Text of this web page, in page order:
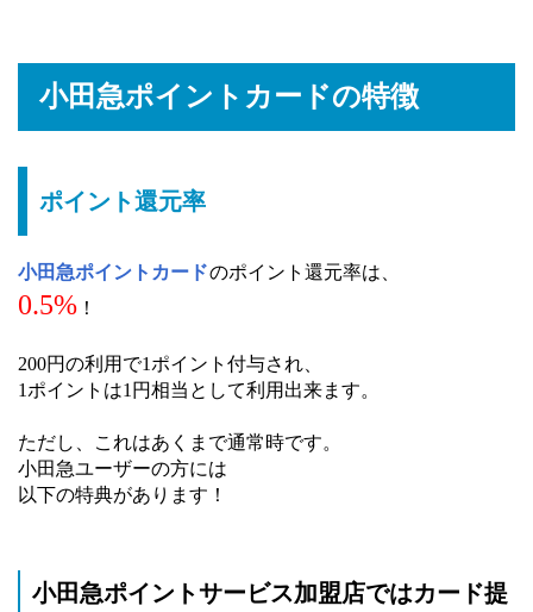
小田急ポイントカードの特徴
ポイント還元率
小田急ポイントカードのポイント還元率は、
0.5% ！
200円の利用で1ポイント付与され、
1ポイントは1円相当として利用出来ます。
ただし、これはあくまで通常時です。
小田急ユーザーの方には
以下の特典があります！
小田急ポイントサービス加盟店ではカード提